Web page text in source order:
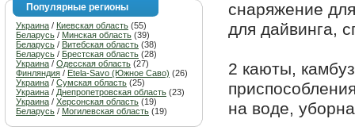
Популярные регионы
Украина / Киевская область (55)
Беларусь / Минская область (39)
Беларусь / Витебская область (38)
Беларусь / Брестская область (28)
Украина / Одесская область (27)
Финляндия / Etela-Savo (Южное Саво) (26)
Украина / Сумская область (25)
Украина / Днепропетровская область (23)
Украина / Херсонская область (19)
Беларусь / Могилевская область (19)
снаряжение
для дайвинга,
2 каюты,
на воде,